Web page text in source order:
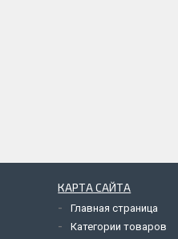
КАРТА САЙТА
Главная страница
Категории товаров